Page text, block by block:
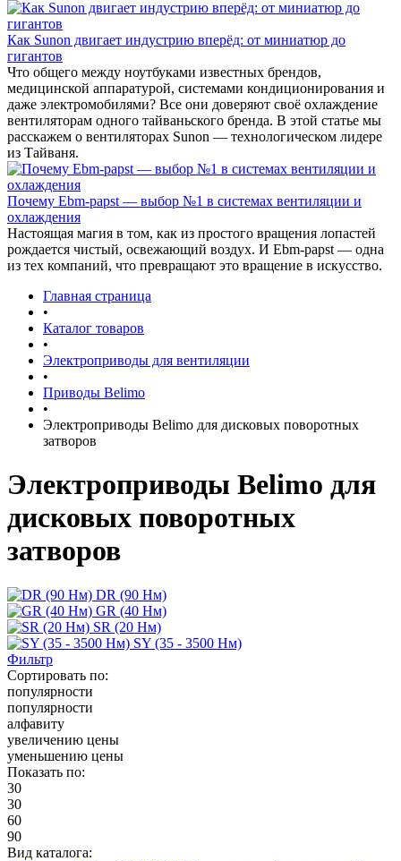
Как Sunon двигает индустрию вперёд: от миниатюр до
гигантов
Что общего между ноутбуками известных брендов,
медицинской аппаратурой, системами кондиционирования и
даже электромобилями? Все они доверяют своё охлаждение
вентиляторам одного тайваньского бренда. В этой статье мы
расскажем о вентиляторах Sunon — технологическом лидере
из Тайваня.
Почему Ebm-papst — выбор №1 в системах вентиляции и
охлаждения
Настоящая магия в том, как из простого вращения лопастей
рождается чистый, освежающий воздух. И Ebm-papst — одна
из тех компаний, что превращают это вращение в искусство.
Главная страница
•
Каталог товаров
•
Электроприводы для вентиляции
•
Приводы Belimo
•
Электроприводы Belimo для дисковых поворотных
затворов
Электроприводы Belimo для
дисковых поворотных
затворов
DR (90 Нм)
GR (40 Нм)
SR (20 Нм)
SY (35 - 3500 Нм)
Фильтр
Сортировать по:
популярности
популярности
алфавиту
увеличению цены
уменьшению цены
Показать по:
30
30
60
90
Вид каталога: